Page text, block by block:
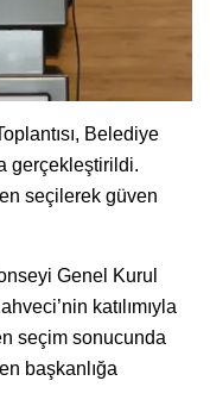
Belediye
gerçekleştirildi.
seçilerek güven
Genel Kurul
katılımıyla
seçim sonucunda
başkanlığa